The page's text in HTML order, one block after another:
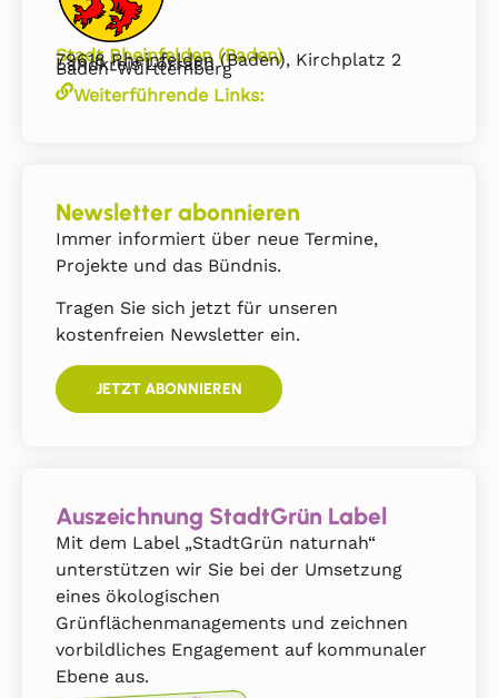
Stadt Rheinfelden (Baden)
79618 Rheinfelden (Baden), Kirchplatz 2
Landkreis Lörrach
Baden-Württemberg
Weiterführende Links:
Newsletter abonnieren
Immer informiert über neue Termine,
Projekte und das Bündnis.
Tragen Sie sich jetzt für unseren
kostenfreien Newsletter ein.
JETZT ABONNIEREN
Auszeichnung StadtGrün Label
Mit dem Label „StadtGrün naturnah“
unterstützen wir Sie bei der Umsetzung
eines ökologischen
Grünflächenmanagements und zeichnen
vorbildliches Engagement auf kommunaler
Ebene aus.